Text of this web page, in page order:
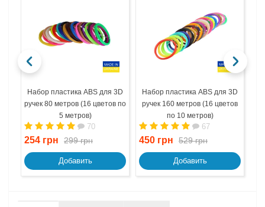
Набор пластика ABS для 3D
ручек 80 метров (16 цветов по
5 метров)
70
254 грн 299 грн
Добавить
Набор пластика ABS для 3D
ручек 160 метров (16 цветов
по 10 метров)
67
450 грн 529 грн
Добавить